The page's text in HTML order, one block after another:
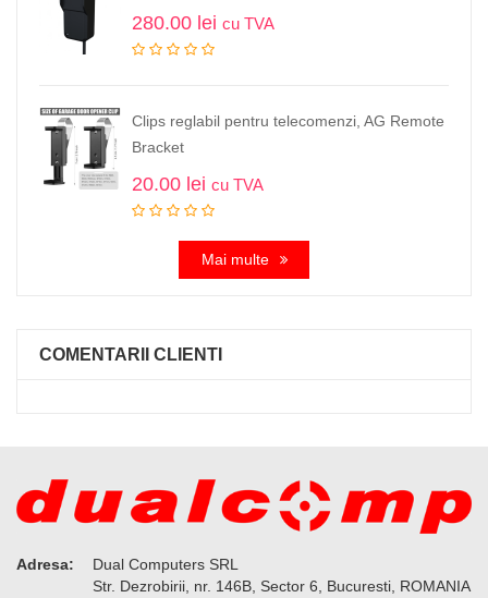
280.00 lei cu TVA
Clips reglabil pentru telecomenzi, AG Remote
Bracket
20.00 lei cu TVA
Mai multe
COMENTARII CLIENTI
Adresa:
Dual Computers SRL
Str. Dezrobirii, nr. 146B, Sector 6, Bucuresti, ROMANIA